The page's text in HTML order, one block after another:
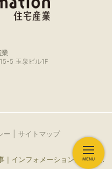
業
5 玉泉ビル1F
ー サイトマップ
インフォメーション住宅産業.